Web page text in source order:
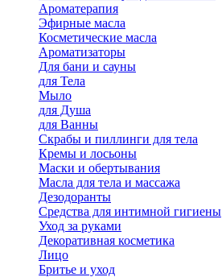
Ароматерапия
Эфирные масла
Косметические масла
Ароматизаторы
Для бани и сауны
для Тела
Мыло
для Душа
для Ванны
Скрабы и пиллинги для тела
Кремы и лосьоны
Маски и обертывания
Масла для тела и массажа
Дезодоранты
Средства для интимной гигиены
Уход за руками
Декоративная косметика
Лицо
Бритье и уход